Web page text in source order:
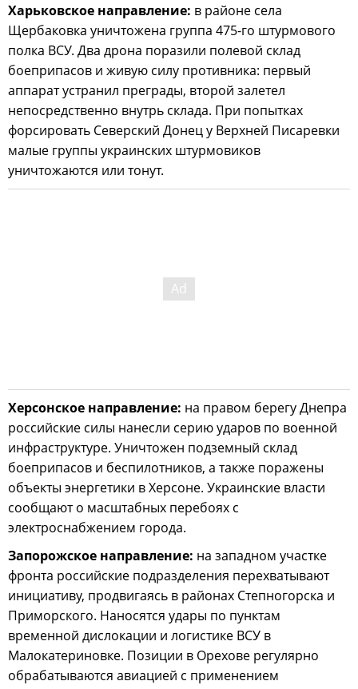
Харьковское направление: в районе села
Щербаковка уничтожена группа 475-го штурмового
полка ВСУ. Два дрона поразили полевой склад
боеприпасов и живую силу противника: первый
аппарат устранил преграды, второй залетел
непосредственно внутрь склада. При попытках
форсировать Северский Донец у Верхней Писаревки
малые группы украинских штурмовиков
уничтожаются или тонут.
Херсонское направление: на правом берегу Днепра
российские силы нанесли серию ударов по военной
инфраструктуре. Уничтожен подземный склад
боеприпасов и беспилотников, а также поражены
объекты энергетики в Херсоне. Украинские власти
сообщают о масштабных перебоях с
электроснабжением города.
Запорожское направление: на западном участке
фронта российские подразделения перехватывают
инициативу, продвигаясь в районах Степногорска и
Приморского. Наносятся удары по пунктам
временной дислокации и логистике ВСУ в
Малокатериновке. Позиции в Орехове регулярно
обрабатываются авиацией с применением